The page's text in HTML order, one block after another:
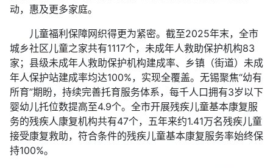
动，惠及更多家庭。
儿童福利保障网织得更为紧密。截至2025年末，全市
城乡社区儿童之家共有1117个，未成年人救助保护机构83
家；县级未成年人救助保护机构建成率、乡镇（街道）未成
年人保护站建成率均达100%，实现全覆盖。无锡聚焦“幼有
所育”期盼，持续完善托育服务体系，每千人口拥有3岁以下
婴幼儿托位数提高至4.9个。全市开展残疾儿童基本康复服
务的残疾人康复机构共有47个，五年来约1.41万名残疾儿童
接受康复救助，符合条件的残疾儿童基本康复服务率始终保
持100%。